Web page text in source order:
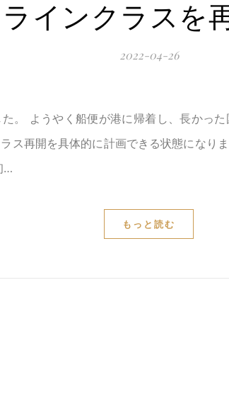
インクラスを
2022-04-26
。 ようやく船便が港に帰着し、長かった
ス再開を具体的に計画できる状態になり
…
もっと読む